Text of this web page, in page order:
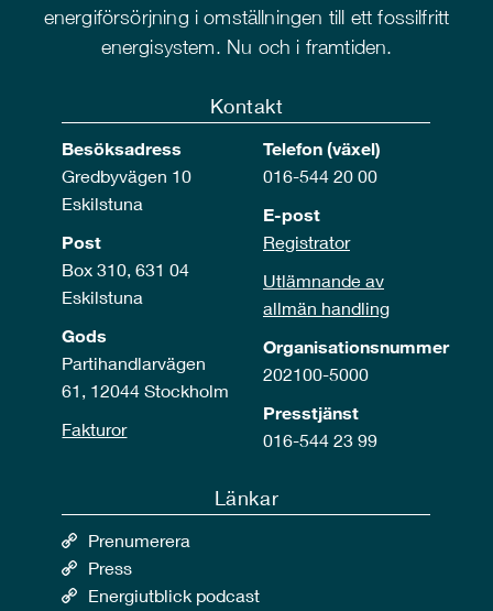
energiförsörjning i omställningen till ett fossilfritt
energisystem. Nu och i framtiden.
Kontakt
Besöksadress
Gredbyvägen 10
Eskilstuna
Post
Box 310, 631 04
Eskilstuna
Gods
Partihandlarvägen
61, 12044 Stockholm
Fakturor
Telefon (växel)
016-544 20 00
E-post
Registrator
Utlämnande av
allmän handling
Organisationsnummer
202100-5000
Presstjänst
016-544 23 99
Länkar
Prenumerera
Press
Energiutblick podcast